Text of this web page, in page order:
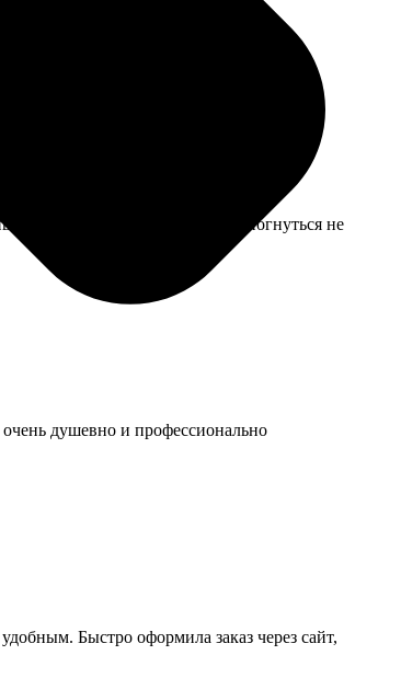
целый и невредимый, даже погнуться не
душевно и профессионально
Быстро оформила заказ через сайт,